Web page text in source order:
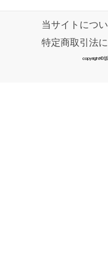
当サイトにつ
特定商取引法
copyright©